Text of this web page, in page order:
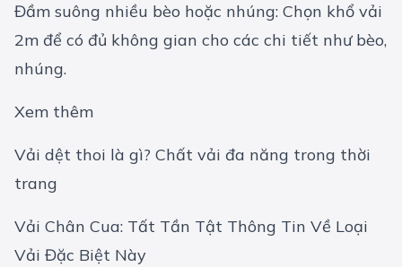
Đầm suông nhiều bèo hoặc nhúng: Chọn khổ vải
2m để có đủ không gian cho các chi tiết như bèo,
nhúng.
Xem thêm
Vải dệt thoi là gì? Chất vải đa năng trong thời
trang
Vải Chân Cua: Tất Tần Tật Thông Tin Về Loại
Vải Đặc Biệt Này